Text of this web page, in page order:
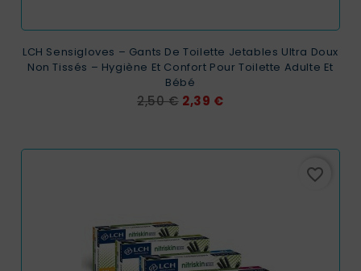
LCH Sensigloves – Gants De Toilette Jetables Ultra Doux
Non Tissés – Hygiène Et Confort Pour Toilette Adulte Et
Bébé
Prix
2,50 € Prix
2,39 €
favorite_border